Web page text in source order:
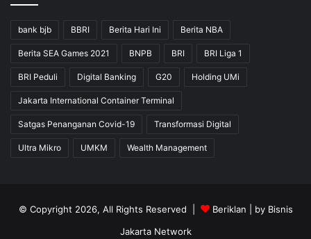
bank bjb BBRI Berita Hari Ini Berita NBA
Berita SEA Games 2021 BNPB BRI BRI Liga 1
BRI Peduli Digital Banking G20 Holding UMi
Jakarta International Container Terminal
Satgas Penanganan Covid-19 Transformasi Digital
Ultra Mikro UMKM Wealth Management
© Copyright 2026, All Rights Reserved | Beriklan | by Bisnis
Jakarta Network